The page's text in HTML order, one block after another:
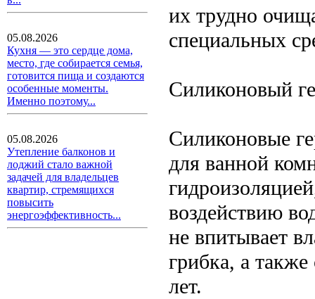
05.08.2026
Кухня — это сердце дома,
место, где собирается семья,
готовится пища и создаются
особенные моменты.
Именно поэтому...
05.08.2026
Утепление балконов и
лоджий стало важной
задачей для владельцев
квартир, стремящихся
повысить
энергоэффективность...
их трудно
специальных
Силиконовый
Силиконовые
для ванной
воздействию
не впитывает
грибка, а также
лет.